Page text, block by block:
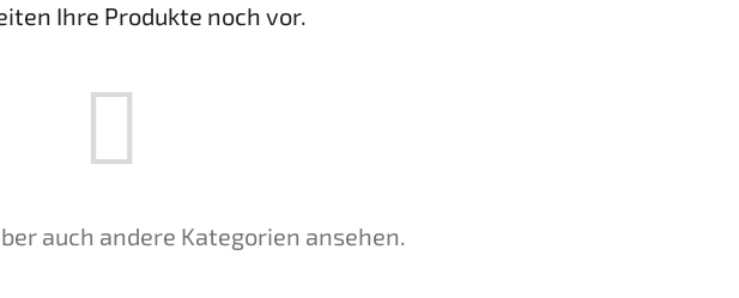
Ihre Produkte noch vor.
auch andere Kategorien ansehen.